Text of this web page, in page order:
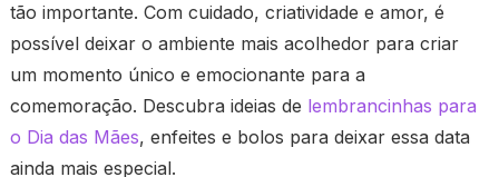
tão importante. Com cuidado, criatividade e amor, é
possível deixar o ambiente mais acolhedor para criar
um momento único e emocionante para a
comemoração. Descubra ideias de lembrancinhas para
o Dia das Mães, enfeites e bolos para deixar essa data
ainda mais especial.